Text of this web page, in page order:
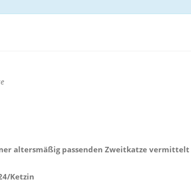
altersmäßig passenden Zweitkatze vermittelt
Ketzin